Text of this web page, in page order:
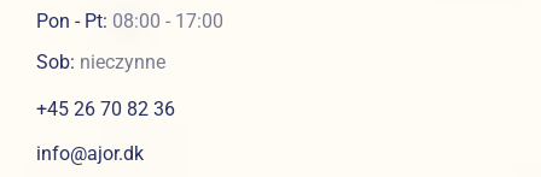
Pon - Pt: 08:00 - 17:00
Sob: nieczynne
+45 26 70 82 36
info@ajor.dk